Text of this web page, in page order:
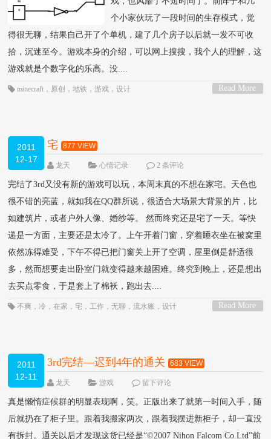
个小家伙玩了一段时间的生存模式，觉
得很无聊，结果自己开了个单机，建了几个房子以后就一发不可收
拾，沉迷至今。游戏本身的介绍，可以网上搜搜，我个人的理解，这
游戏就是个数字化的乐高。没....
Read More
minecraft ， 原创 ，地铁 ，游戏 ，设计
2011
12-17
宅 877 VIEW
龙天 心情记录 2 条评论
完结了3rd又没有新的游戏可以玩，本周末真的不想在家宅。天色也
很不错的亮蓝，就如我在QQ群所说，很适合大场景大背景的片，比
如建筑片，或者户外人像、婚纱等。 然而终究还是宅了一天。等快
递是一方面，主要还是太冷了。上午开着门窗，穿着睡衣坐在被窝里
依然冻得难受，下午不得已把门窗关上开了空调，屋里倒是舒适很
多，然而想要走出卧室门就变得越来越困难。终究到晚上，还是想出
去买点零食，于是套上了棉袄，跑出去....
Read More
不爽 ，冷 ，在家 ， 宅 ，工作 ，无聊 ，流水账 ，设计
2011
12-11
3rd完结—迟到4年的通关 683 VIEW
龙天 游戏 留下评论
真是懒惰症候群的明显表现啊，笑。正版出来了就第一时间入手，随
后就扔在了柜子里。跟着我搬家两次，跟着我摆进新柜子，却一直没
有拆封。通关以后才发现这货已经是“©2007 Nihon Falcom Co.Ltd”前